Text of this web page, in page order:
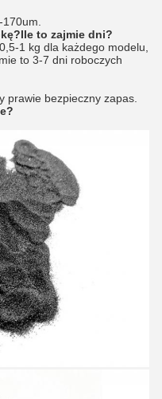
to zajmie dni?
1 kg dla każdego modelu,
to 3-7 dni roboczych
prawie bezpieczny zapas.